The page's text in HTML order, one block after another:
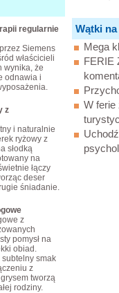
Wątki
Mega
FERIE
W ferie
regularnie
Siemens
właścicieli
wynika, że
odnawia i
z
i naturalnie
ryżowy z
słodką
na
łączy
deser
śniadanie.
z
pomysł na
obiad.
smak
z
tworzą
rodziny.